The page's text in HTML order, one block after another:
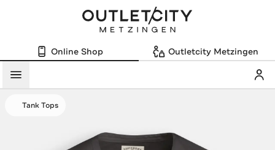
Online Shop Outletcity Metzingen
Menü
Tank Tops